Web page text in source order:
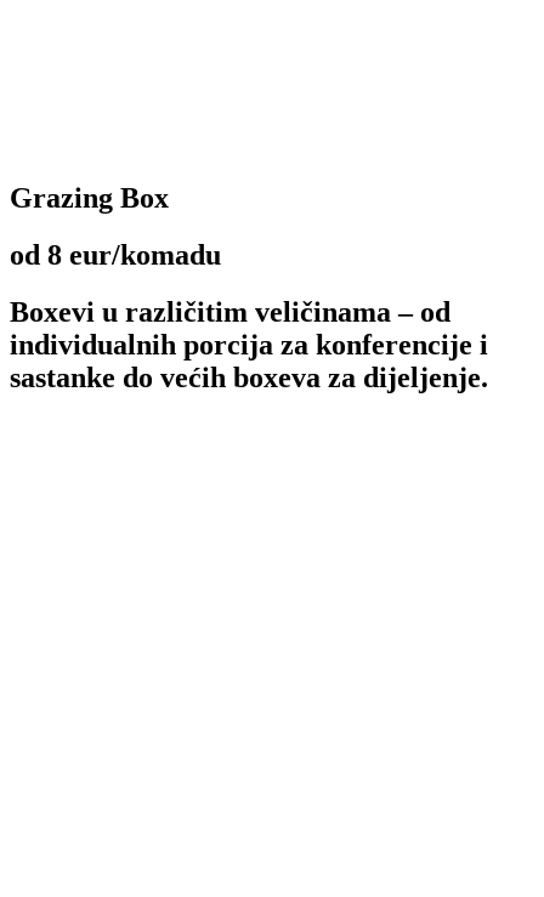
Grazing Box
od 8 eur/komadu
Boxevi u različitim veličinama – od
individualnih porcija za konferencije i
sastanke do većih boxeva za dijeljenje.